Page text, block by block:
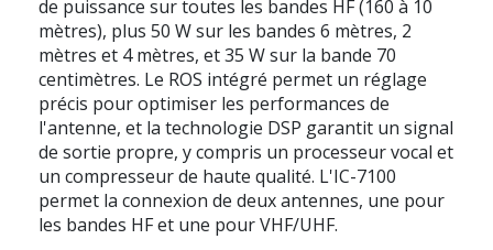
de puissance sur toutes les bandes HF (160 à 10
mètres), plus 50 W sur les bandes 6 mètres, 2
mètres et 4 mètres, et 35 W sur la bande 70
centimètres. Le ROS intégré permet un réglage
précis pour optimiser les performances de
l'antenne, et la technologie DSP garantit un signal
de sortie propre, y compris un processeur vocal et
un compresseur de haute qualité. L'IC-7100
permet la connexion de deux antennes, une pour
les bandes HF et une pour VHF/UHF.